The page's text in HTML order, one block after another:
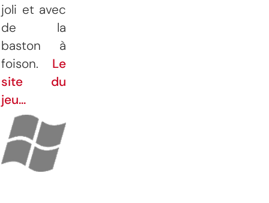
joli et avec
de la
baston à
foison. Le
site du
jeu...